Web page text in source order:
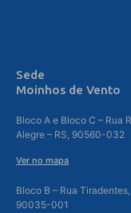
Sede
Moinhos de Vento
Bloco A e Bloco C – Rua
Alegre – RS, 90560-032
Ver no mapa
Bloco B – Rua
90035-001